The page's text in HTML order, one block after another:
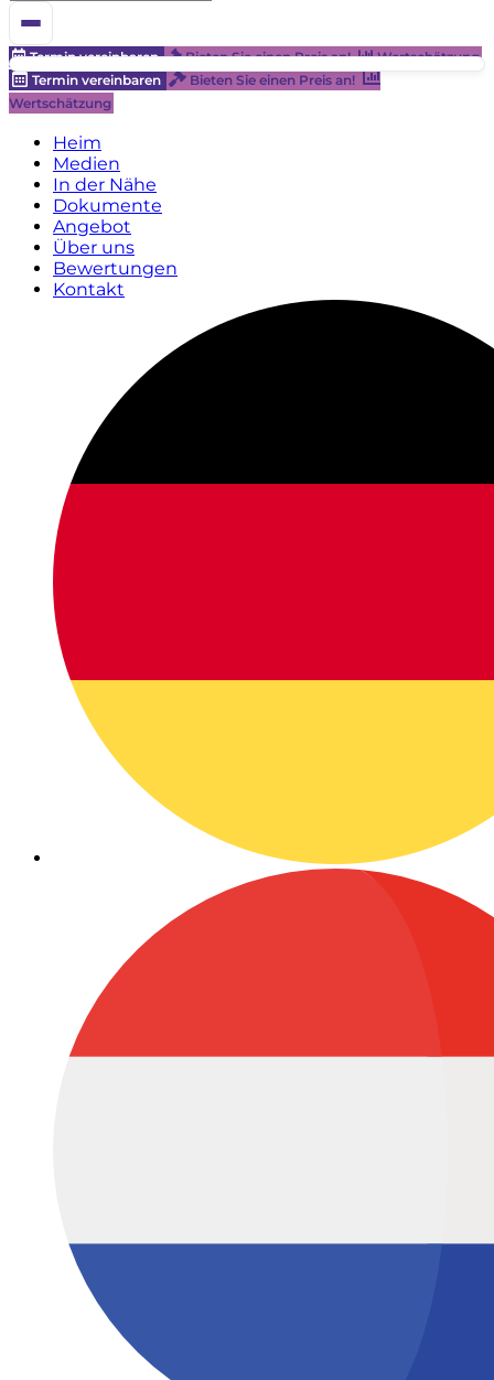
Termin vereinbaren Bieten Sie einen Preis an!
Wertschätzung
Termin vereinbaren
Bieten Sie einen Preis an!
Wertschätzung
Heim
Medien
In der Nähe
Dokumente
Angebot
Über uns
Bewertungen
Kontakt